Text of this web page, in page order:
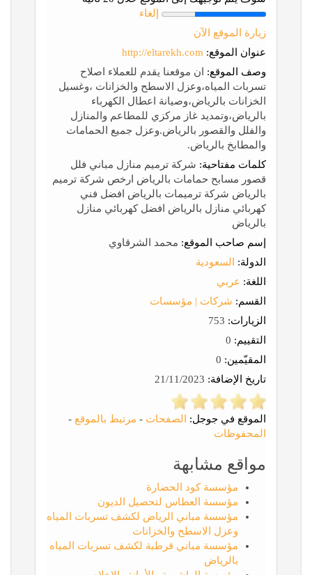
إلغاء
زيارة الموقع الآن
عنوان الموقع: http://eltarekh.com
وصف الموقع: ان موقعنا يقدم للعملاء اصلاح
تسربات المياه،وعزل الاسطح والخزانات ،وغسيل
الخزانات بالرياض،وصيانة اعطال الكهرباء
بالرياض،وتمديد غاز مركزي للمطاعم والمنازل
والفلل والقصور بالرياض.وعزل جميع الحمامات
والمطابخ بالرياض.
كلمات مفتاحية: شركة ترميم منازل مباني فلل
قصور مسابح حمامات بالرياض ارخص شركة ترميم
بالرياض شركة ترميمات بالرياض افضل فني
كهربائي منازل بالرياض افضل كهربائي منازل
بالرياض
إسم صاحب الموقع: محمد الشرقاوي
الدولة:
السعودية
اللغة: عربي
القسم: شركات | مؤسسات
الزيارات:
التقييم:
المقيّمين:
تاريخ الإضافة:
الموقع في جوجل: الصفحات - مرتبط بالموقع -
المحفوظات
مواقع مشابهة
مؤسسة كود الحضارة
مؤسسة العطاس لتحصيل الديون
مؤسسة مباني الرياض لكشف تسربات المياه
وعزل الاسطح والخزانات
مؤسسة مباني قرطبة لكشف تسربات المياه
بالرياض